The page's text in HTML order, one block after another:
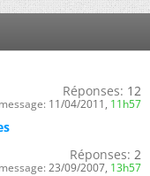
Réponses: 12
11/04/2011, 11h57
Réponses: 2
23/09/2007, 13h57